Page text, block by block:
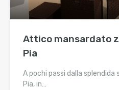
Attico mansardato
Pia
A pochi passi dalla splendida
Pia, in…